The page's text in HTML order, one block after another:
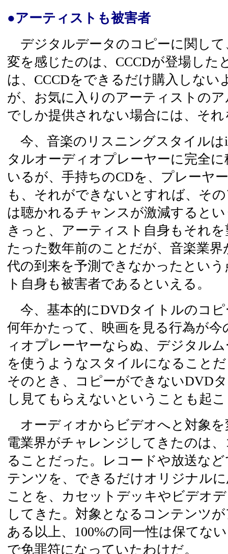
●アーティストも被害者
デジタルデータのコピーに関して
変を感じたのは、CCCDが登場した
は、CCCDをできるだけ購入しない
が、お気に入りのアーティストのア
でしか提供されない場合には、そ
今、音楽のリスニングスタイルは
タルオーディオプレーヤーに完全
いるが、手持ちのCDを、プレーヤ
も、それができないとすれば、そ
は聴かれるチャンスが激減すると
きっと、アーティスト自身もそれ
たった数年前のことだが、音楽業
代の到来を予測できなかったとい
ト自身も被害者であるといえる。
今、基本的にDVDタイトルのコ
何年かたって、映画を見る行為が
ィオプレーヤーならぬ、デジタル
を使うようなスタイルになること
そのとき、コピーができないDVD
し見てもらえないということも起
オーディオからビデオへと対象を
電業界がチャレンジしてきたのは
ることだった。レコードや放送な
テンツを、できるだけオリジナル
ことを、カセットデッキやビデオ
してきた。対象となるコンテンツ
ある以上、100%の同一性は保てな
で免罪符になっていたわけだ。